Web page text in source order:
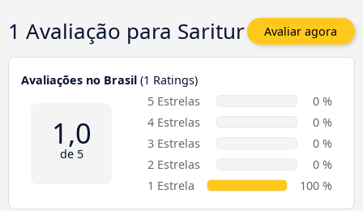
1 Avaliação para Saritur Avaliar agora
Avaliações no Brasil (1 Ratings)
1,0
de 5
5 Estrelas
0 %
4 Estrelas
0 %
3 Estrelas
0 %
2 Estrelas
0 %
1 Estrela
100 %